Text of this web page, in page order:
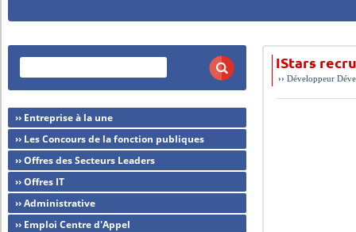
IStars
››Développeur
›› Entreprise à la une
›› Les Concours de la fonction publiques
›› Offres des Secteurs Leaders
›› Offres IT
›› Administrative
›› Emploi Centre d'Appel